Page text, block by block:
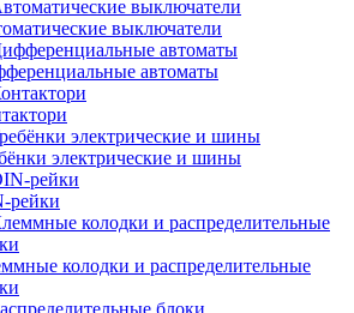
выключатели
автоматы
электрические и шины
рейки
колодки и распределительные